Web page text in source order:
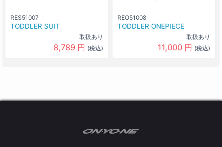
RES51007
TODDLER SUIT
取扱あり
8,789 円 (税込)
REO51008
TODDLER ONEPIECE
取扱あり
11,000 円 (税込)